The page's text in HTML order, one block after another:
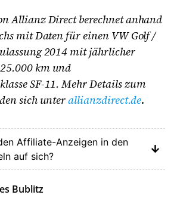
Allianz Direct berechnet anhand
mit Daten für einen VW Golf /
2014 mit jährlicher
km und
SF-11. Mehr Details zum
sich unterallianzdirect.de.
Affiliate-Anzeigen in den
auf sich?
Bublitz